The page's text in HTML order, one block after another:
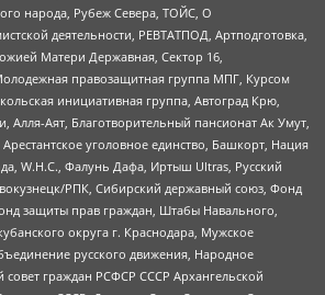
народа, Рубеж Севера, ТОЙС, О
деятельности, РЕВТАТПОД, Артподготовка,
Матери Державная, Сектор 16,
правозащитная группа МПГ, Курсом
инициативная группа, Автоград Крю,
Алля-Аят, Благотворительный пансионат Ак Умут,
Арестантское уголовное единство, Башкорт, Нация
W.H.С., Фалунь Дафа, Иртыш Ultras, Русский
РПК, Сибирский державный союз, Фонд
защиты прав граждан, Штабы Навального,
округа г. Краснодара, Мужское
русского движения, Народное
совет граждан РСФСР СССР Архангельской